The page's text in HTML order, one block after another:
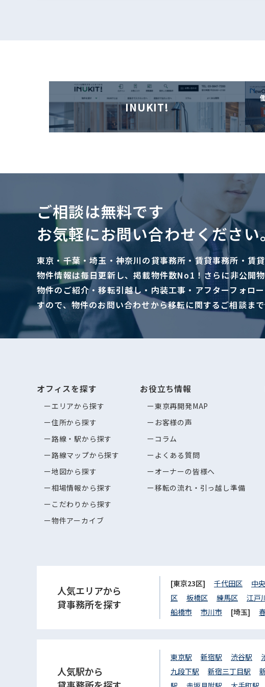
INUKIT!
ご相談は無料です
お気軽にお問い合わせください
東京・千葉・埼玉・神奈川の貸事務所・賃貸事務所・賃
物件情報は毎日更新し、掲載物件数No1！さらに非公開物
物件のご紹介・移転引越し・内装工事・アフターフォロ
すので、物件のお問い合わせから移転に関するご相談ま
オフィスを探す
エリアから探す
住所から探す
路線・駅から探す
路線マップから探す
地図から探す
相場情報から探す
こだわりから探す
物件アーカイブ
お役立ち情報
東京再開発MAP
お客様の声
コラム
よくある質問
オーナーの皆様へ
移転の流れ・引っ越し準備
人気エリアから
貸事務所を探す
[東京23区] 千代田区 中
区
板橋区 練馬区 江戸
船橋市
市川市 [埼玉]
人気駅から
東京駅 新宿駅 渋谷駅
九段下駅
新宿三丁目駅